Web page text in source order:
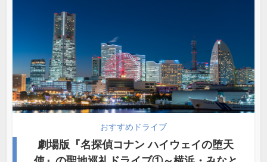
おすすめドライブ
劇場版『名探偵コナン ハイウェイの堕天